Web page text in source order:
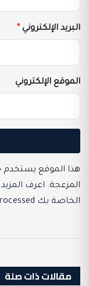
البريد الإلكتروني *
الموقع الإلكتروني
هذا الموقع يستخدم
المزعجة. اعرف
الخاصة بك processed
مقالات ذات صلة